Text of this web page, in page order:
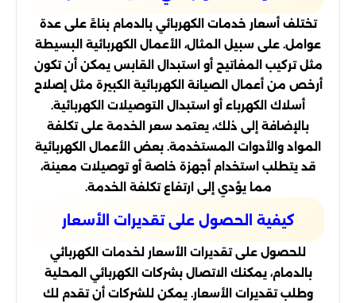
تختلف أسعار خدمات الكهربائي بالدمام بناءً على عدة
عوامل. على سبيل المثال، الأعمال الكهربائية البسيطة
مثل تركيب المفاتيح أو استبدال القابس يمكن أن تكون
أرخص من أعمال الصيانة الكهربائية الكبيرة مثل إصلاح
أسلاك الكهرباء أو استبدال التوصيلات الكهربائية.
بالإضافة إلى ذلك، يعتمد سعر الخدمة على تكلفة
المواد والأدوات المستخدمة. بعض الأعمال الكهربائية
قد يتطلب استخدام أجهزة خاصة أو توصيلات معينة،
مما يؤدي إلى ارتفاع تكلفة الخدمة.
كيفية الحصول على تقديرات الأسعار
للحصول على تقديرات الأسعار لخدمات الكهربائي
بالدمام، يمكنك الاتصال بشركات الكهربائي المحلية
وطلب تقديرات الأسعار. يمكن للشركات أن تقدم لك